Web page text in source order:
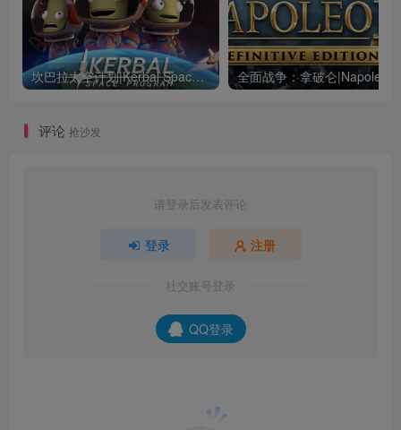
坎巴拉太空计划|Kerbal Space Program|1.12.5.3190|整合全DLC
评论 抢沙发
请登录后发表评论
登录 注册
社交账号登录
QQ登录